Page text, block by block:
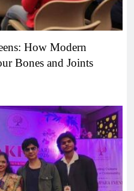
How Modern
Bones and Joints